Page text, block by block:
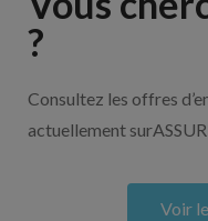
?
Consultez les offres
actuellement
Voir